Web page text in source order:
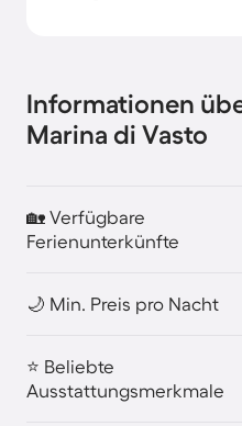
Informationen
Marina di Vasto
🏡 Verfügbare
Ferienunterkünfte
🌙 Min. Preis pro Nacht
⭐ Beliebte
Ausstattungsmerkmale